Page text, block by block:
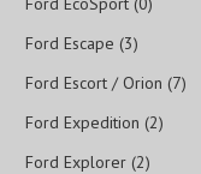
Ford Escape (3)
Ford Escort / Orion (7)
Ford Expedition (2)
Ford Explorer (2)